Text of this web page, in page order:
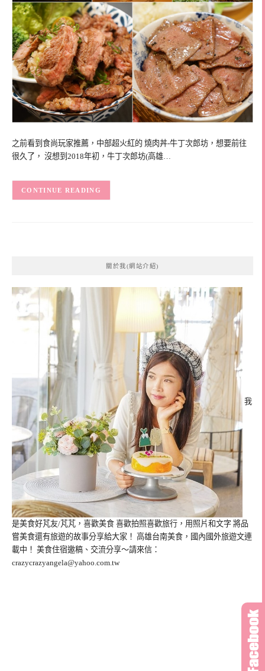
之前看到食尚玩家推薦，中部超火紅的 燒肉丼-牛丁次郎坊，想要前往
很久了， 沒想到2018年初，牛丁次郎坊(高雄…
CONTINUE READING
關於我(網站介紹)
我
是美食好芃友/芃芃，喜歡美食 喜歡拍照喜歡旅行，用照片和文字 將品
嘗美食還有旅遊的故事分享給大家！ 高雄台南美食，國內國外旅遊文連
載中！ 美食住宿邀稿、交流分享～請來信：
crazycrazyangela@yahoo.com.tw